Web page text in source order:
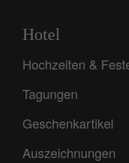
Hotel
Hochzeiten &
Tagungen
Geschenkartikel
Auszeichnungen